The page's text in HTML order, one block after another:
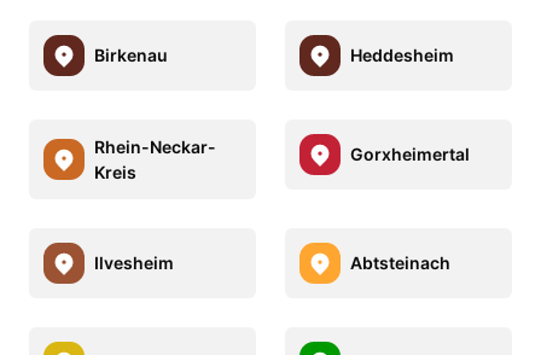
Birkenau Heddesheim
Rhein-Neckar-
Kreis
Gorxheimertal
Ilvesheim Abtsteinach